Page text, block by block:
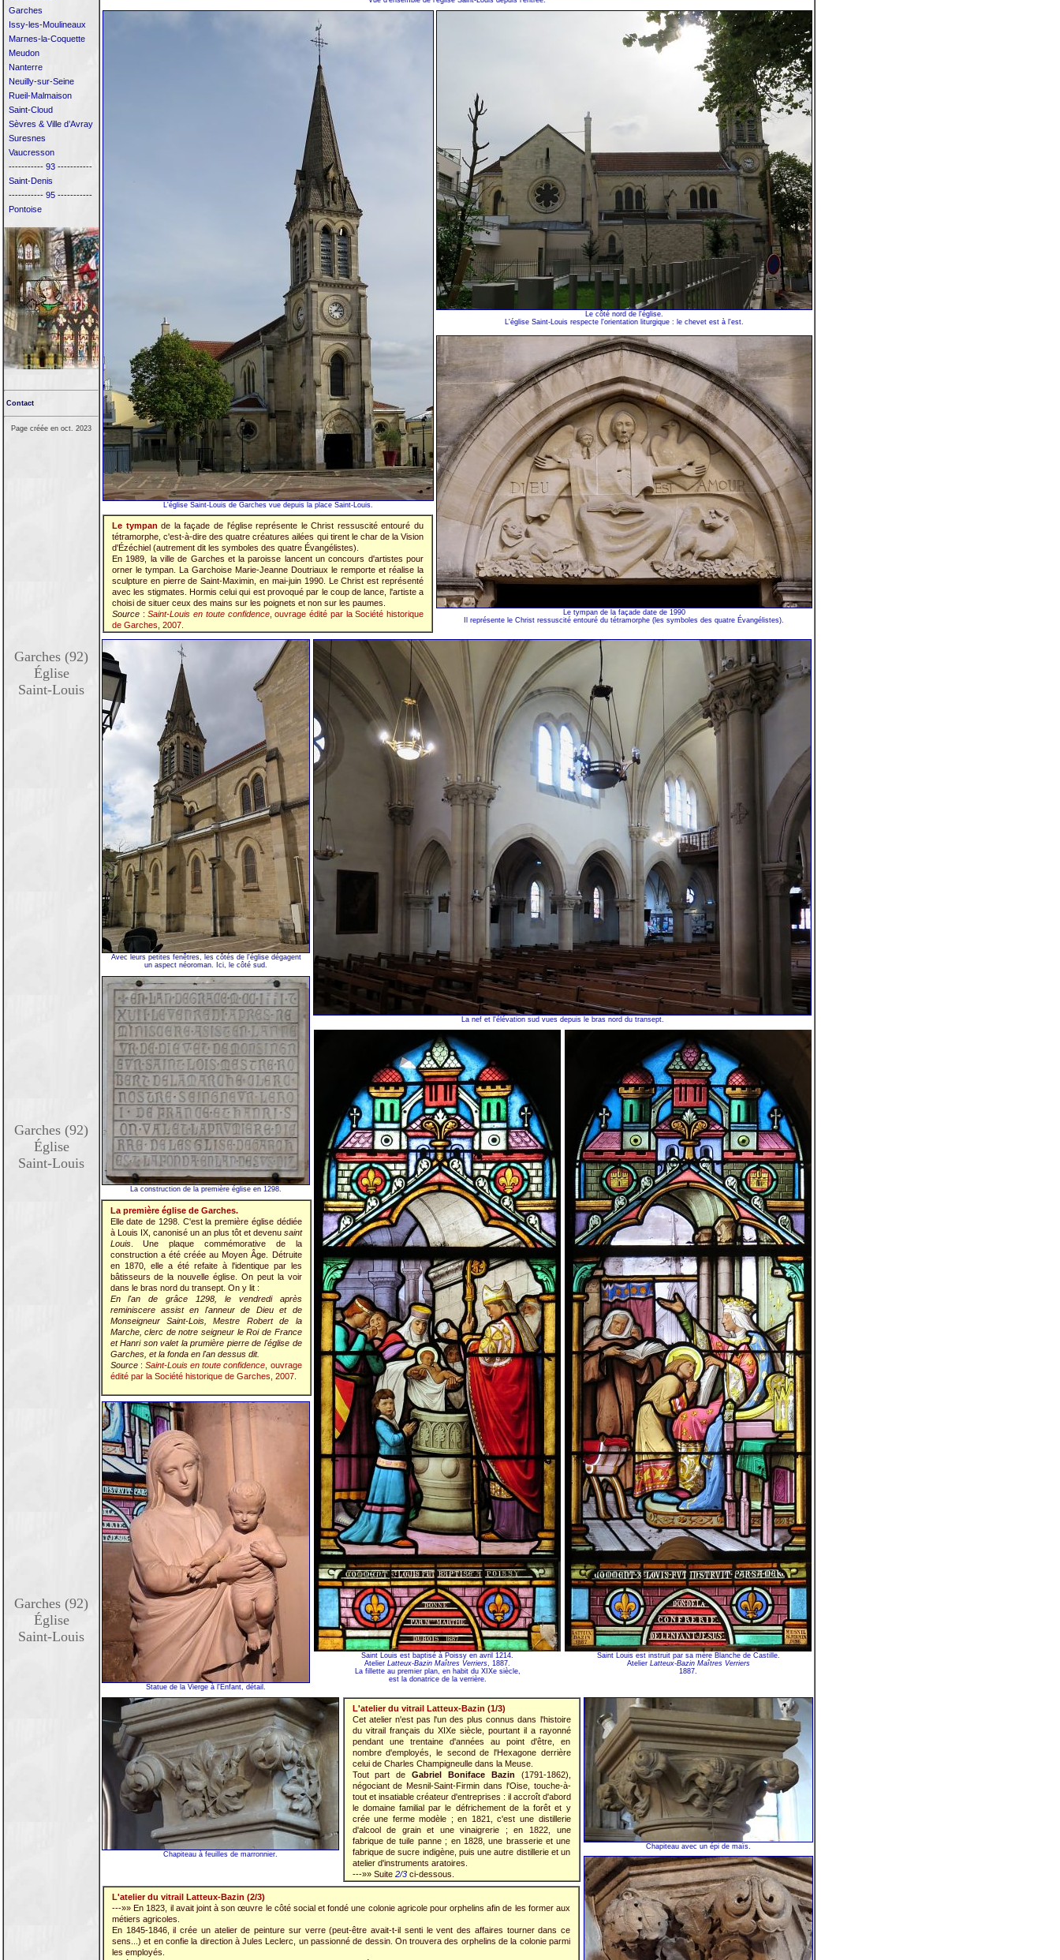
Garches
Issy-les-Moulineaux
Marnes-la-Coquette
Meudon
Nanterre
Neuilly-sur-Seine
Rueil-Malmaison
Saint-Cloud
Sèvres & Ville d’Avray
Suresnes
Vaucresson
----------- 93 -----------
Saint-Denis
----------- 95 -----------
Pontoise
Contact
Page créée en oct. 2023
Garches (92)
Église
Saint-Louis
Garches (92)
Église
Saint-Louis
Garches (92)
Église
Saint-Louis
L'église Saint-Louis de Garches vue depuis la place Saint-Louis.
Le tympan de la façade de l'église représente le Christ ressuscité entouré du
tétramorphe, c'est-à-dire des quatre créatures ailées qui tirent le char de la Vision
d'Ézéchiel (autrement dit les symboles des quatre Évangélistes).
En 1989, la ville de Garches et la paroisse lancent un concours d'artistes pour
orner le tympan. La Garchoise Marie-Jeanne Doutriaux le remporte et réalise la
sculpture en pierre de Saint-Maximin, en mai-juin 1990. Le Christ est représenté
avec les stigmates. Hormis celui qui est provoqué par le coup de lance, l'artiste a
choisi de situer ceux des mains sur les poignets et non sur les paumes.
Source :Saint-Louis en toute confidence, ouvrage édité par la Société historique
de Garches, 2007.
Le côté nord de l'église.
L'église Saint-Louis respecte l'orientation liturgique : le chevet est à l'est.
Le tympan de la façade date de 1990
Il représente le Christ ressuscité entouré du tétramorphe (les symboles des quatre Évangélistes).
Avec leurs petites fenêtres, les côtés de l'église dégagent
un aspect néoroman. Ici, le côté sud.
La construction de la première église en 1298.
La première église de Garches.
Elle date de 1298. C'est la première église dédiée
à Louis IX, canonisé un an plus tôt et devenu saint
Louis. Une plaque commémorative de la
construction a été créée au Moyen Âge. Détruite
en 1870, elle a été refaite à l'identique par les
bâtisseurs de la nouvelle église. On peut la voir
dans le bras nord du transept. On y lit :
En l'an de grâce 1298, le vendredi après
reminiscere assist en l'anneur de Dieu et de
Monseigneur Saint-Lois, Mestre Robert de la
Marche, clerc de notre seigneur le Roi de France
et Hanri son valet la prumière pierre de l'église de
Garches, et la fonda en l'an dessus dit.
Source: Saint-Louis en toute confidence , ouvrage
édité par la Société historique de Garches, 2007.
Statue de la Vierge à l'Enfant, détail.
La nef et l'élévation sud vues depuis le bras nord du transept.
Saint Louis est baptisé à Poissy en avril 1214.
Atelier Latteux-Bazin Maîtres Verriers, 1887.
La fillette au premier plan, en habit du XIXe siècle,
est la donatrice de la verrière.
Saint Louis est instruit par sa mère Blanche de Castille.
Atelier Latteux-Bazin Maîtres Verriers
1887.
Chapiteau à feuilles de marronnier.
L'atelier du vitrail Latteux-Bazin (1/3)
Cet atelier n'est pas l'un des plus connus dans l'histoire
du vitrail français du XIXe siècle, pourtant il a rayonné
pendant une trentaine d'années au point d'être, en
nombre d'employés, le second de l'Hexagone derrière
celui de Charles Champigneulle dans la Meuse.
Tout part de Gabriel Boniface Bazin (1791-1862),
négociant de Mesnil-Saint-Firmin dans l'Oise, touche-à-
tout et insatiable créateur d'entreprises : il accroît d'abord
le domaine familial par le défrichement de la forêt et y
crée une ferme modèle ; en 1821, c'est une distillerie
d'alcool de grain et une vinaigrerie ; en 1822, une
fabrique de tuile panne ; en 1828, une brasserie et une
fabrique de sucre indigène, puis une autre distillerie et un
atelier d'instruments aratoires.
---»» Suite 2/3ci-dessous.
L'atelier du vitrail Latteux-Bazin (2/3)
---»» En 1823, il avait joint à son œuvre le côté social et fondé une colonie agricole pour orphelins afin de les former aux
métiers agricoles.
En 1845-1846, il crée un atelier de peinture sur verre (peut-être avait-t-il senti le vent des affaires tourner dans ce
sens...) et en confie la direction à Jules Leclerc, un passionné de dessin. On trouvera des orphelins de la colonie parmi
les employés.
Chapiteau avec un épi de maïs.